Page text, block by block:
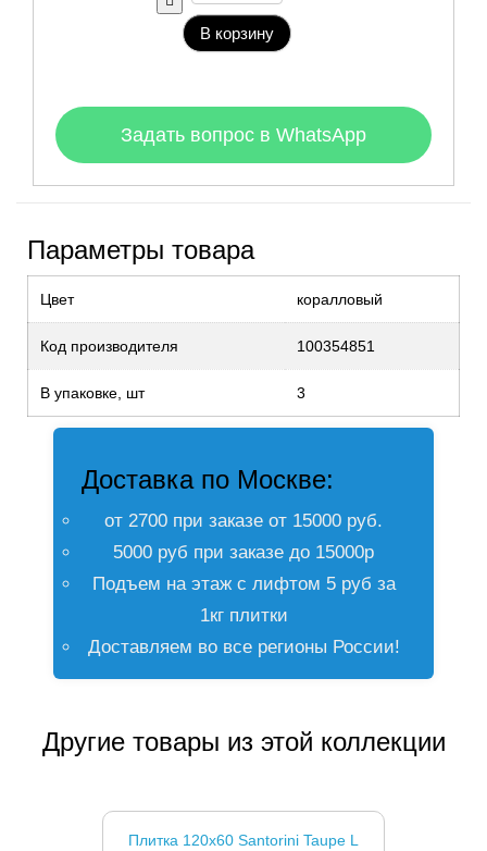
В корзину
Задать вопрос в WhatsApp
Параметры товара
Цвет коралловый
Код производителя 100354851
В упаковке, шт 3
Доставка по Москве:
от 2700 при заказе от 15000 руб.
5000 руб при заказе до 15000р
Подъем на этаж с лифтом 5 руб за
1кг плитки
Доставляем во все регионы России!
Другие товары из этой коллекции
Плитка 120x60 Santorini Taupe L